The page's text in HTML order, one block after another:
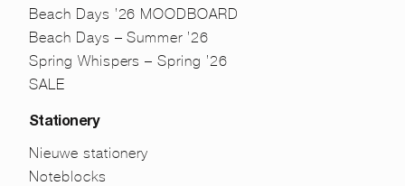
Beach Days ’26 MOODBOARD
Beach Days – Summer ’26
Spring Whispers – Spring ’26
SALE
Stationery
Nieuwe stationery
Noteblocks